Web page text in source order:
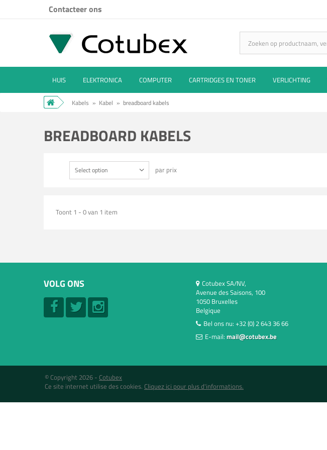
Contacteer ons
HUIS ELEKTRONICA COMPUTER CARTRIDGES EN TONER VERLICHTING
Kabels » Kabel » breadboard kabels
BREADBOARD KABELS
Select option par prix
Toont 1 - 0 van 1 item
VOLG ONS
Cotubex SA/NV,
Avenue des Saisons, 100
1050 Bruxelles
Belgique
Bel ons nu: +32 (0) 2 643 36 66
E-mail: mail@cotubex.be
© Copyright 2026 - Cotubex
Ce site internet utilise des cookies. Cliquez ici pour plus d'informations.